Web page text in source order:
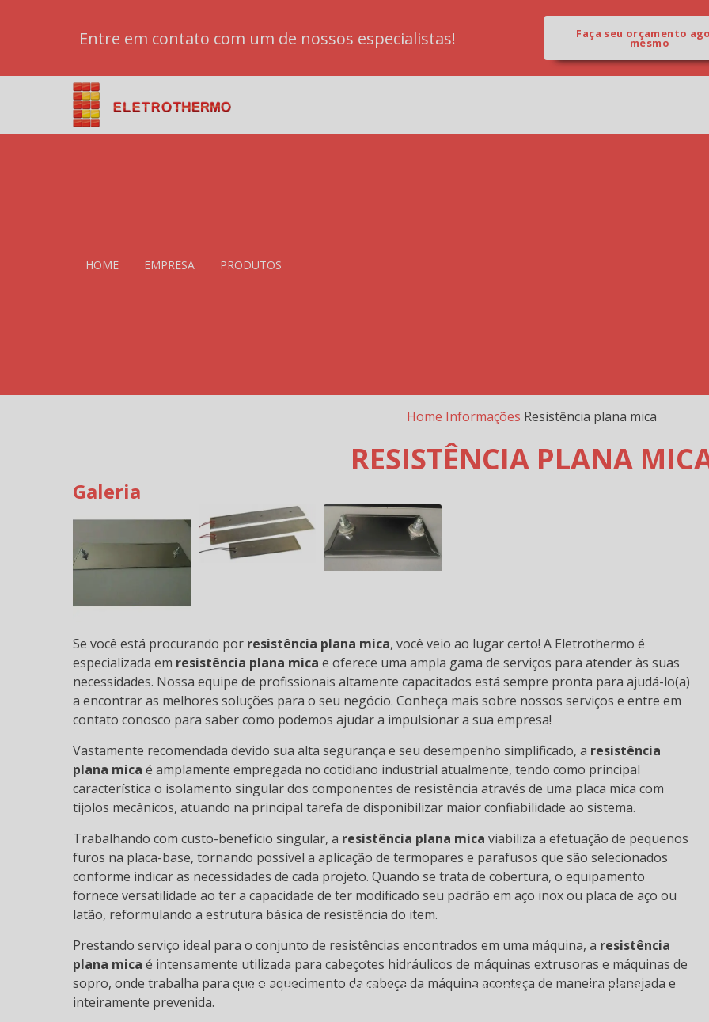
Entre em contato com um de nossos especialistas! Faça seu orçamento
mesmo
HOME EMPRESA PRODUTOS
RESISTÊNCIAS INFRAVERMELHO EM CERÂMICA
RESISTÊNCIAS CÔNCAVAS
EMISSORES
EMISSORES
EMISSORES
EMISSORES
Home Informações Resistência plana mica
RESISTÊNCIA PLANA
Galeria
Se você está procurando por resistência plana mica, você veio ao lugar certo! A Eletrothermo é
especializada em resistência plana mica e oferece uma ampla gama de serviços para atender às suas
necessidades. Nossa equipe de profissionais altamente capacitados está sempre pronta para ajudá-lo(a)
a encontrar as melhores soluções para o seu negócio. Conheça mais sobre nossos serviços e entre em
contato conosco para saber como podemos ajudar a impulsionar a sua empresa!
Vastamente recomendada devido sua alta segurança e seu desempenho simplificado, a resistência
plana mica é amplamente empregada no cotidiano industrial atualmente, tendo como principal
característica o isolamento singular dos componentes de resistência através de uma placa mica com
tijolos mecânicos, atuando na principal tarefa de disponibilizar maior confiabilidade ao sistema.
Trabalhando com custo-benefício singular, a resistência plana mica viabiliza a efetuação de pequenos
furos na placa-base, tornando possível a aplicação de termopares e parafusos que são selecionados
conforme indicar as necessidades de cada projeto. Quando se trata de cobertura, o equipamento
fornece versatilidade ao ter a capacidade de ter modificado seu padrão em aço inox ou placa de aço ou
latão, reformulando a estrutura básica de resistência do item.
Prestando serviço ideal para o conjunto de resistências encontrados em uma máquina, a resistência
plana mica é intensamente utilizada para cabeçotes hidráulicos de máquinas extrusoras e máquinas de
sopro, onde trabalha para que o aquecimento da cabeça da máquina aconteça de maneira planejada e
inteiramente prevenida.